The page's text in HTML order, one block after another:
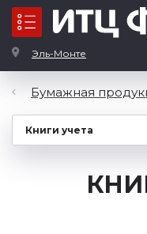
Эль-Монте
Каталог
Бумажная